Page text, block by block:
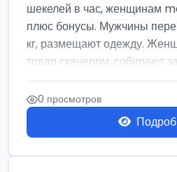
шекелей в час, женщинам
плюс бонусы. Мужчины
кг, размещают одежду.
товар сканером, собирают за...
0 просмотров